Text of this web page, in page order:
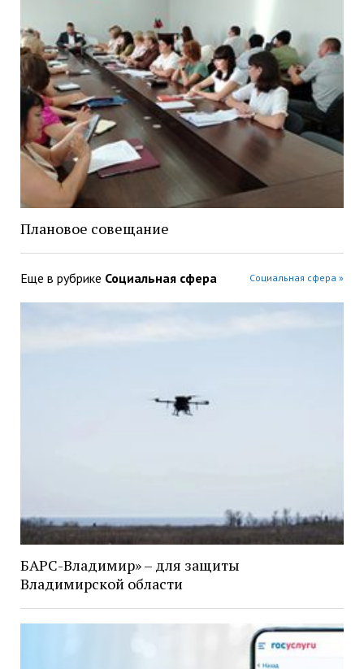
Плановое совещание
Еще в рубрике Социальная сфера Социальная сфера »
БАРС-Владимир» – для защиты
Владимирской области